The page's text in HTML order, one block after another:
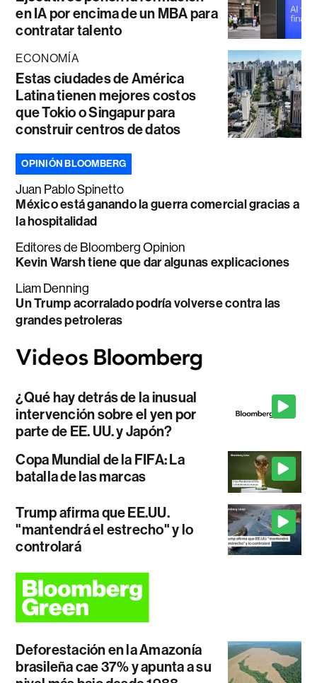
en IA por encima de un MBA para
contratar talento
ECONOMÍA
Estas ciudades de América
Latina tienen mejores costos
que Tokio o Singapur para
construir centros de datos
OPINIÓN BLOOMBERG
Juan Pablo Spinetto
México está ganando la guerra comercial gracias a
la hospitalidad
Editores de Bloomberg Opinion
Kevin Warsh tiene que dar algunas explicaciones
Liam Denning
Un Trump acorralado podría volverse contra las
grandes petroleras
¿Qué hay detrás de la inusual
intervención sobre el yen por
parte de EE. UU. y Japón?
Copa Mundial de la FIFA: La
batalla de las marcas
Trump afirma que EE.UU.
"mantendrá el estrecho" y lo
controlará
Deforestación en la Amazonía
brasileña cae 37% y apunta a su